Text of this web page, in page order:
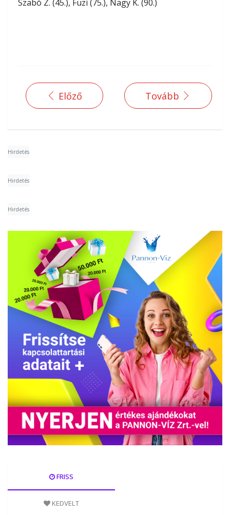
Szabó Z. (45.), Füzi (75.), Nagy K. (90.)
Előző Tovább
Hirdetés
Hirdetés
Hirdetés
FRISS
KEDVELT